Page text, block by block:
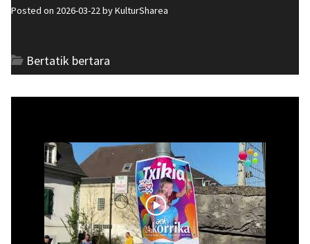
Posted on 2026-03-22 byKulturSharea
Bertatik bertara